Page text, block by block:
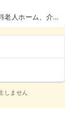
老人ホーム、介
しません